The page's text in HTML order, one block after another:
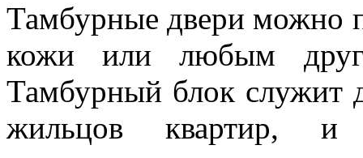
Тамбурные двери можно
кожи или любым
Тамбурный блок служит
жильцов квартир, и